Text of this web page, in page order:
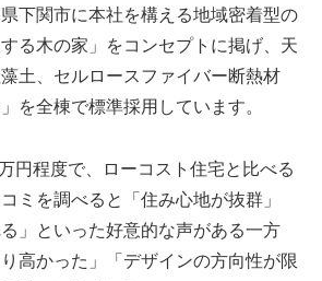
下関市に本社を構える地域密着型の
る木の家」をコンセプトに掲げ、天
土、セルロースファイバー断熱材
を全棟で標準採用しています。
円程度で、ローコスト住宅と比べる
ミを調べると「住み心地が抜群」
る」といった好意的な声がある一方
高かった」「デザインの方向性が限